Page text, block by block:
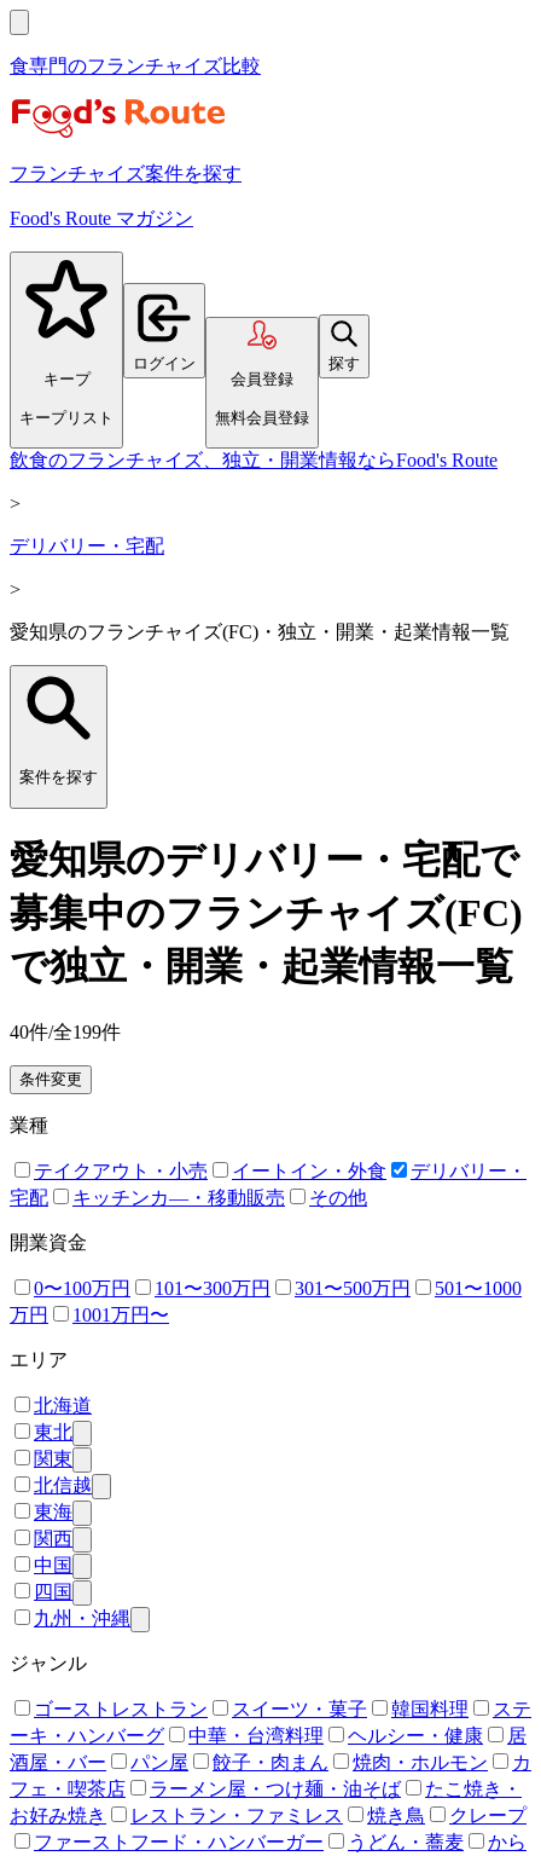
食専門のフランチャイズ比較
フランチャイズ案件を探す
Food's Route マガジン
キープ
キープリスト
ログイン
会員登録
無料会員登録
探す
飲食のフランチャイズ、独立・開業情報ならFood's Route
>
デリバリー・宅配
>
愛知県のフランチャイズ(FC)・独立・開業・起業情報一覧
案件を探す
愛知県のデリバリー・宅配で
募集中のフランチャイズ(FC)
で独立・開業・起業情報一覧
40件/全199件
条件変更
業種
テイクアウト・小売 イートイン・外食
デリバリー・
宅配
キッチンカ―・移動販売 その他
開業資金
0〜100万円 101〜300万円 301〜500万円
501〜1000
万円
1001万円〜
エリア
北海道
東北
関東
北信越
東海
関西
中国
四国
九州・沖縄
ジャンル
ゴーストレストラン スイーツ・菓子 韓国料理
ステ
ーキ・ハンバーグ
中華・台湾料理 ヘルシー・健康
居
酒屋・バー
パン屋 餃子・肉まん 焼肉・ホルモン
カ
フェ・喫茶店
ラーメン屋・つけ麺・油そば
たこ焼き・
お好み焼き
レストラン・ファミレス 焼き鳥
クレープ
ファーストフード・ハンバーガー
うどん・蕎麦
から